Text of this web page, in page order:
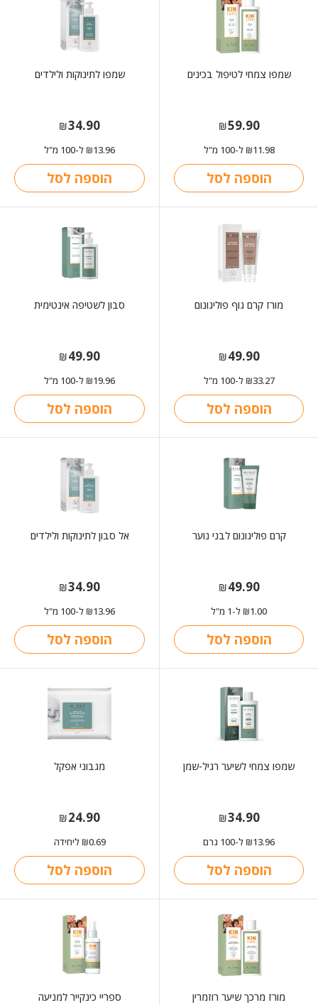
שמפו צמחי לטיפול בכינים
₪59.90
₪11.98 ל-100 מ"ל
הוספה לסל
שמפו לתינוקות ולילדים
₪34.90
₪13.96 ל-100 מ"ל
הוספה לסל
מורז קרם גוף פוליגונום
₪49.90
₪33.27 ל-100 מ"ל
הוספה לסל
סבון לשטיפה אינטימית
₪49.90
₪19.96 ל-100 מ"ל
הוספה לסל
קרם פוליגונום לבני נוער
₪49.90
₪1.00 ל-1 מ"ל
הוספה לסל
אל סבון לתינוקות ולילדים
₪34.90
₪13.96 ל-100 מ"ל
הוספה לסל
שמפו צמחי לשיער רגיל-שמן
₪34.90
₪13.96 ל-100 גרם
הוספה לסל
מגבוני אפקל
₪24.90
₪0.69 ליחידה
הוספה לסל
מורז מרכך שיער רוזמרין ספריי כינקייר למניעה